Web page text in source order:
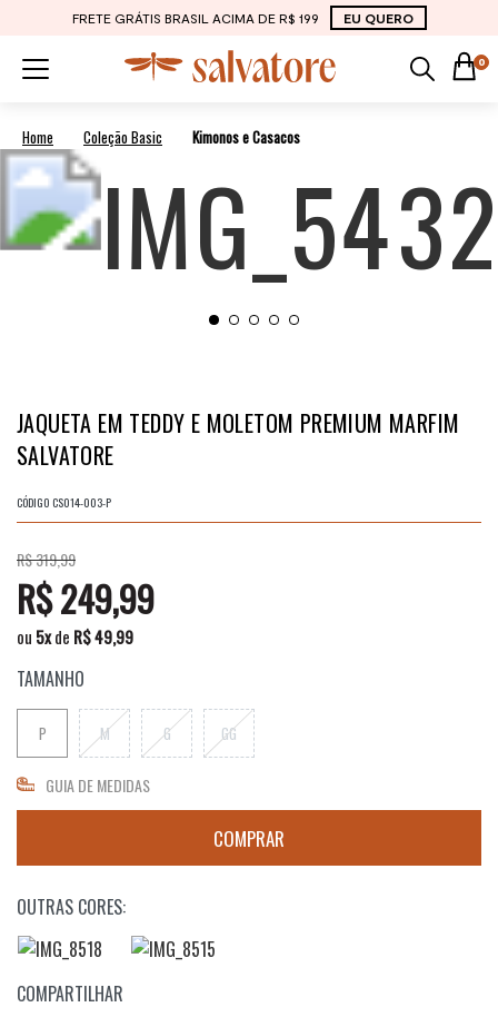
FRETE GRÁTIS BRASIL ACIMA DE R$ 199 EU QUERO
0
Coleção Basic Kimonos e Casacos
JAQUETA EM TEDDY E MOLETOM PREMIUM MARFIM
SALVATORE
CÓDIGO CS014-003-P
R$ 319,99
R$ 249,99
ou 5xde R$ 49,99
TAMANHO
P M G GG
GUIA DE MEDIDAS
OUTRAS CORES:
COMPARTILHAR